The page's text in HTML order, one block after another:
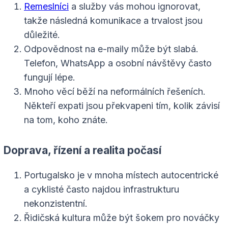
Remeslníci a služby vás mohou ignorovat,
takže následná komunikace a trvalost jsou
důležité.
Odpovědnost na e-maily může být slabá.
Telefon, WhatsApp a osobní návštěvy často
fungují lépe.
Mnoho věcí běží na neformálních řešeních.
Někteří expati jsou překvapeni tím, kolik závisí
na tom, koho znáte.
Doprava, řízení a realita počasí
Portugalsko je v mnoha místech autocentrické
a cyklisté často najdou infrastrukturu
nekonzistentní.
Řidičská kultura může být šokem pro nováčky